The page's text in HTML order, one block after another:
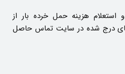
هزینه حمل خرده بار از
درج شده در سایت تماس حاصل